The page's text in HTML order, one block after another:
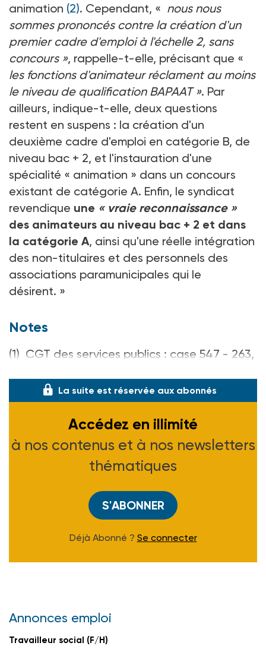
animation (2). Cependant, « nous nous
sommes prononcés contre la création d'un
premier cadre d'emploi à l'échelle 2, sans
concours », rappelle-t-elle, précisant que «
les fonctions d'animateur réclament au moins
le niveau de qualification BAPAAT ». Par
ailleurs, indique-t-elle, deux questions
restent en suspens : la création d'un
deuxième cadre d'emploi en catégorie B, de
niveau bac + 2, et l'instauration d'une
spécialité « animation » dans un concours
existant de catégorie A. Enfin, le syndicat
revendique une « vraie reconnaissance »
des animateurs au niveau bac + 2 et dans
la catégorie A, ainsi qu'une réelle intégration
des non-titulaires et des personnels des
associations paramunicipales qui le
désirent. »
Notes
(1) CGT des services publics : case 547 - 263,
La suite est réservée aux abonnés
Accédez en illimité
à nos contenus et à nos newsletters
thématiques
S'ABONNER
Déjà Abonné ? Se connecter
Annonces emploi
Travailleur social (F/H)